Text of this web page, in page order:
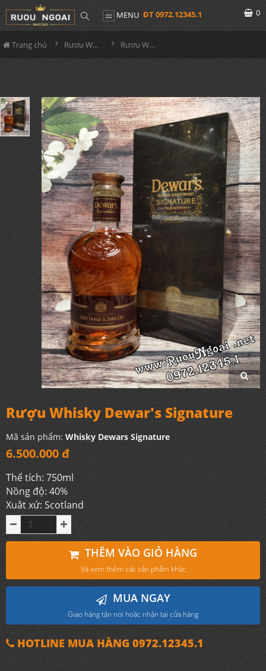
MENU ĐT 0972.12345.1 0
Trang chủ Rượu Whisky Rượu Whisky Dewar's Signature
Rượu Whisky Dewar's Signature
Mã sản phẩm: Whisky Dewars Signature
6.500.000 đ
Thể tích: 750ml
Nồng độ: 40%
Xuât xứ: Scotland
THÊM VÀO GIỎ HÀNG
Và xem thêm các sản phẩm khác
MUA NGAY
Giao hàng tận nơi hoặc nhận tại cửa hàng
HOTLINE MUA HÀNG 0972.12345.1